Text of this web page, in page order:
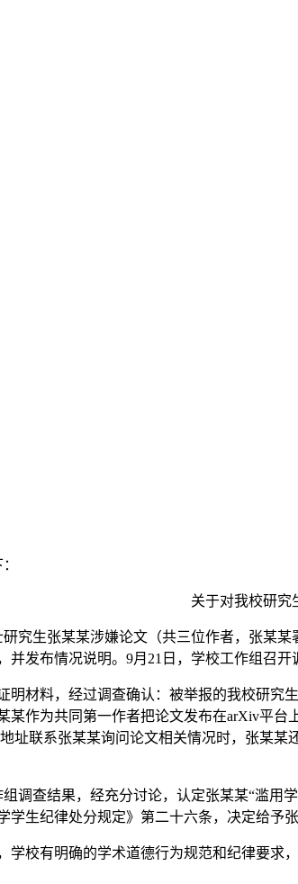
关于对我校研究
研究生张某某涉嫌论文（共三位作者，张某
并发布情况说明。9月21日，学校工作组召
明材料，经过调查确认：被举报的我校研
某作为共同第一作者把论文发布在arXiv平
址联系张某某询问论文相关情况时，张某
调查结果，经充分讨论，认定张某某“滥用
生纪律处分规定》第二十六条，决定给予
学校有明确的学术道德行为规范和纪律要